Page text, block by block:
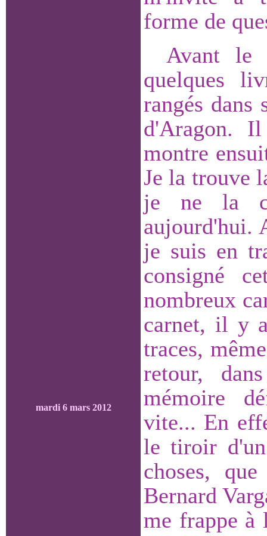
mardi 6 mars 2012
forme de
Avant le
quelques
rangés
d'Aragon.
montre
Je la trouve
je ne la
aujourd'hui.
je suis en
consigné
nombreux
carnet, il y
traces,
retour,
mémoire
vite... En
le tiroir d'un
choses,
Bernard
me frappe à